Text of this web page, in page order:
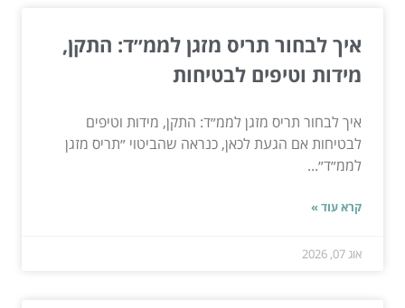
איך לבחור תריס מזגן לממ״ד: התקן,
מידות וטיפים לבטיחות
איך לבחור תריס מזגן לממ״ד: התקן, מידות וטיפים
לבטיחות אם הגעת לכאן, כנראה שהביטוי ״תריס מזגן
לממ״ד״...
קרא עוד »
אוג 07, 2026